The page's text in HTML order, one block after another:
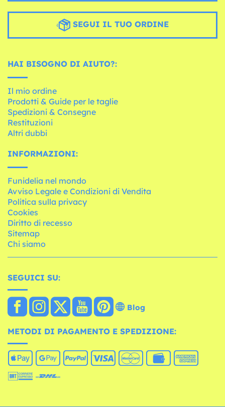
SEGUI IL TUO ORDINE
HAI BISOGNO DI AIUTO?:
Il mio ordine
Prodotti & Guide per le taglie
Spedizioni & Consegne
Restituzioni
Altri dubbi
INFORMAZIONI:
Funidelia nel mondo
Avviso Legale e Condizioni di Vendita
Politica sulla privacy
Cookies
Diritto di recesso
Sitemap
Chi siamo
SEGUICI SU:
Blog
METODI DI PAGAMENTO E SPEDIZIONE: